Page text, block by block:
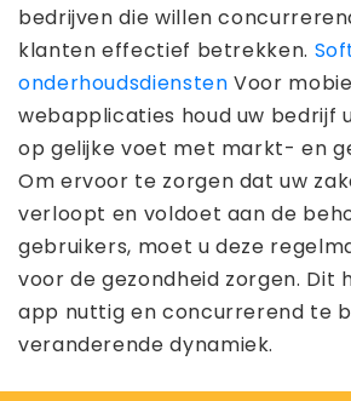
bedrijven die willen
klanten effectief betrekken.
onderhoudsdiensten Voor
webapplicaties houd uw
op gelijke voet met markt- en
Om ervoor te zorgen dat uw
verloopt en voldoet aan de
gebruikers, moet u deze
voor de gezondheid zorgen. Dit
app nuttig en concurrerend te
veranderende dynamiek.